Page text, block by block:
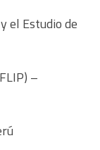
el Estudio de
–